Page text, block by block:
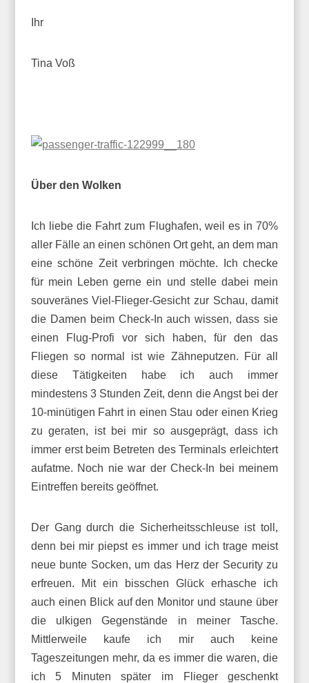
Ihr
Tina Voß
Über den Wolken
Ich liebe die Fahrt zum Flughafen, weil es in 70%
aller Fälle an einen schönen Ort geht, an dem man
eine schöne Zeit verbringen möchte. Ich checke
für mein Leben gerne ein und stelle dabei mein
souveränes Viel-Flieger-Gesicht zur Schau, damit
die Damen beim Check-In auch wissen, dass sie
einen Flug-Profi vor sich haben, für den das
Fliegen so normal ist wie Zähneputzen. Für all
diese Tätigkeiten habe ich auch immer
mindestens 3 Stunden Zeit, denn die Angst bei der
10-minütigen Fahrt in einen Stau oder einen Krieg
zu geraten, ist bei mir so ausgeprägt, dass ich
immer erst beim Betreten des Terminals erleichtert
aufatme. Noch nie war der Check-In bei meinem
Eintreffen bereits geöffnet.
Der Gang durch die Sicherheitsschleuse ist toll,
denn bei mir piepst es immer und ich trage meist
neue bunte Socken, um das Herz der Security zu
erfreuen. Mit ein bisschen Glück erhasche ich
auch einen Blick auf den Monitor und staune über
die ulkigen Gegenstände in meiner Tasche.
Mittlerweile kaufe ich mir auch keine
Tageszeitungen mehr, da es immer die waren, die
ich 5 Minuten später im Flieger geschenkt